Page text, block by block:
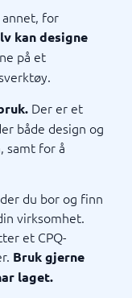
annet, for
kan designe
på et
Der er et
både design og
samt for å
du bor og finn
virksomhet.
et CPQ-
Bruk gjerne
laget.